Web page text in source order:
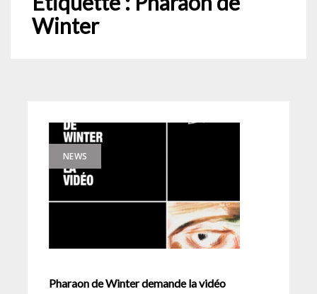
Winter
NEWS
Pharaon de Winter demande la vidéo